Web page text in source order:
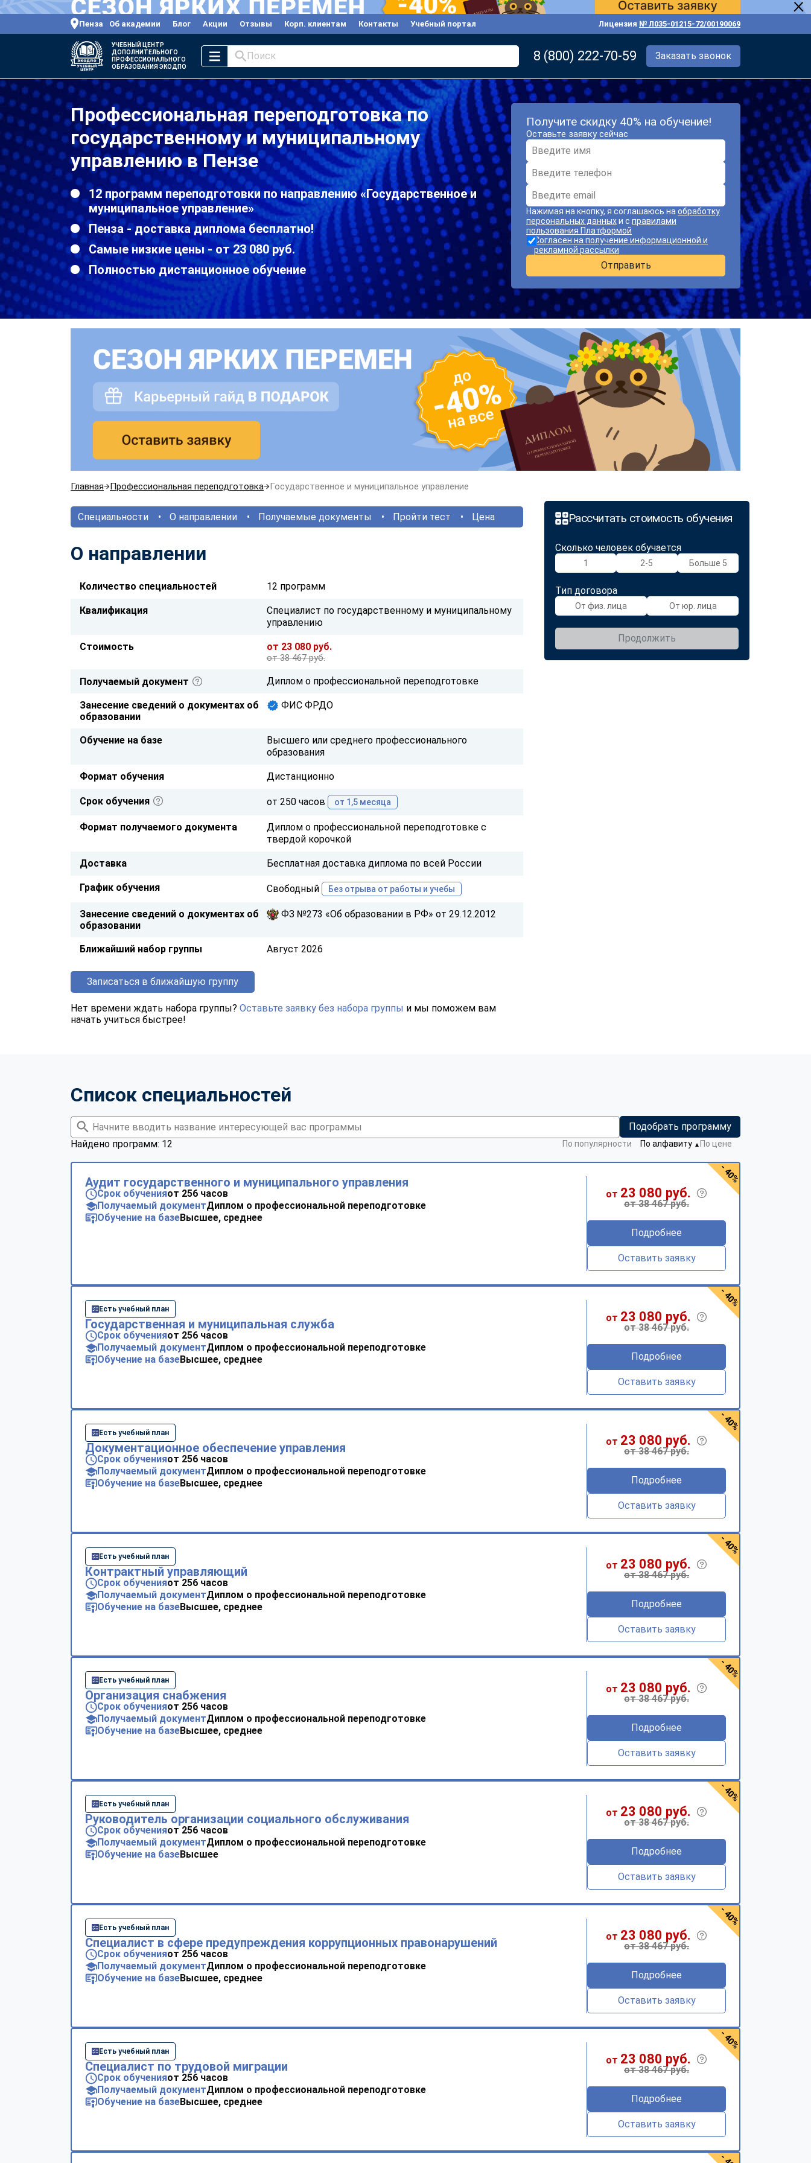
Пенза Об академии Блог Акции Отзывы Корп. клиентам Контакты Учебный портал Лицензия № Л035-01215-72/00190069
УЧЕБНЫЙ ЦЕНТР
ДОПОЛНИТЕЛЬНОГО
ПРОФЕССИОНАЛЬНОГО
ОБРАЗОВАНИЯ ЭКОДПО
Поиск 8 (800) 222-70-59 Заказать звонок
Профессиональная переподготовка по
государственному и муниципальному
управлению в Пензе
12 программ переподготовки по направлению «Государственное и
муниципальное управление»
Пенза - доставка диплома бесплатно!
Самые низкие цены - от 23 080 руб.
Полностью дистанционное обучение
Получите скидку 40% на обучение!
Оставьте заявку сейчас
Нажимая на кнопку, я соглашаюсь на обработку
персональных данныхи с правилами
пользования Платформой
Согласен на получение информационной и
рекламной рассылки
Отправить
Главная Профессиональная переподготовка Государственное и муниципальное управление
Рассчитать стоимость обучения
Сколько человек обучается
1 2-5 Больше 5
Тип договора
От физ. лица От юр. лица
Продолжить
Специальности О направлении Получаемые документы Пройти тест Цена
О направлении
Количество специальностей 12 программ
Квалификация
Специалист по государственному и муниципальному
управлению
Стоимость от 23 080 руб.
от 38 467 руб.
Получаемый документ Диплом о профессиональной переподготовке
Занесение сведений о документах об
образовании
ФИС ФРДО
Обучение на базе
Высшего или среднего профессионального
образования
Формат обучения Дистанционно
Срок обучения от 250 часов от 1,5 месяца
Формат получаемого документа
Диплом о профессиональной переподготовке с
твердой корочкой
Доставка Бесплатная доставка диплома по всей России
График обучения Свободный Без отрыва от работы и учебы
Занесение сведений о документах об
образовании
ФЗ №273 «Об образовании в РФ» от 29.12.2012
Ближайший набор группы Август 2026
Записаться в ближайшую группу
Нет времени ждать набора группы? Оставьте заявку без набора группы и мы поможем вам
начать учиться быстрее!
Список специальностей
Подобрать программу
Найдено программ: 12
По популярности По алфавиту ▼ По цене
Аудит государственного и муниципального управления
Срок обученияот 256 часов
Получаемый документДиплом о профессиональной переподготовке
Обучение на базеВысшее, среднее
от 23 080 руб.
от 38 467 руб.
Подробнее
Оставить заявку
- 40%
Есть учебный план
Государственная и муниципальная служба
Срок обученияот 256 часов
Получаемый документДиплом о профессиональной переподготовке
Обучение на базеВысшее, среднее
от 23 080 руб.
от 38 467 руб.
Подробнее
Оставить заявку
- 40%
Есть учебный план
Документационное обеспечение управления
Срок обученияот 256 часов
Получаемый документДиплом о профессиональной переподготовке
Обучение на базеВысшее, среднее
от 23 080 руб.
от 38 467 руб.
Подробнее
Оставить заявку
- 40%
Есть учебный план
Контрактный управляющий
Срок обученияот 256 часов
Получаемый документДиплом о профессиональной переподготовке
Обучение на базеВысшее, среднее
от 23 080 руб.
от 38 467 руб.
Подробнее
Оставить заявку
- 40%
Есть учебный план
Организация снабжения
Срок обученияот 256 часов
Получаемый документДиплом о профессиональной переподготовке
Обучение на базеВысшее, среднее
от 23 080 руб.
от 38 467 руб.
Подробнее
Оставить заявку
- 40%
Есть учебный план
Руководитель организации социального обслуживания
Срок обученияот 256 часов
Получаемый документДиплом о профессиональной переподготовке
Обучение на базеВысшее
от 23 080 руб.
от 38 467 руб.
Подробнее
Оставить заявку
- 40%
Есть учебный план
Специалист в сфере предупреждения коррупционных правонарушений
Срок обученияот 256 часов
Получаемый документДиплом о профессиональной переподготовке
Обучение на базеВысшее, среднее
от 23 080 руб.
от 38 467 руб.
Подробнее
Оставить заявку
- 40%
Есть учебный план
Специалист по трудовой миграции
Срок обученияот 256 часов
Получаемый документДиплом о профессиональной переподготовке
Обучение на базеВысшее, среднее
от 23 080 руб.
от 38 467 руб.
Подробнее
Оставить заявку
- 40%